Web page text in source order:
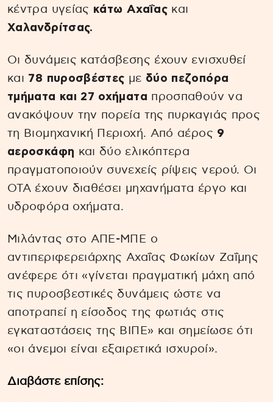
κέντρα υγείας κάτω Αχαΐας και
Χαλανδρίτσας.
Οι δυνάμεις κατάσβεσης έχουν ενισχυθεί
και 78 πυροσβέστες με δύο πεζοπόρα
τμήματα και 27 οχήματα προσπαθούν να
ανακόψουν την πορεία της πυρκαγιάς προς
τη Βιομηχανική Περιοχή. Από αέρος 9
αεροσκάφη και δύο ελικόπτερα
πραγματοποιούν συνεχείς ρίψεις νερού. Οι
ΟΤΑ έχουν διαθέσει μηχανήματα έργο και
υδροφόρα οχήματα.
Μιλάντας στο ΑΠΕ-ΜΠΕ ο
αντιπεριφερειάρχης Αχαΐας Φωκίων Ζαΐμης
ανέφερε ότι «γίνεται πραγματική μάχη από
τις πυροσβεστικές δυνάμεις ώστε να
αποτραπεί η είσοδος της φωτιάς στις
εγκαταστάσεις της ΒΙΠΕ» και σημείωσε ότι
«οι άνεμοι είναι εξαιρετικά ισχυροί».
Διαβάστε επίσης: